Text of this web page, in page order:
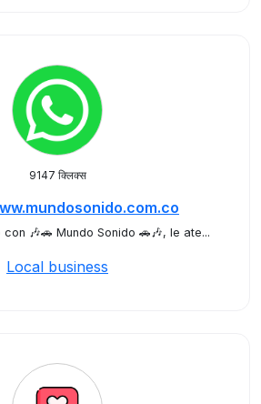
9147 क्लिक्स
🎶🚗 Mundo Sonido 🚗🎶, le ate...
Local business